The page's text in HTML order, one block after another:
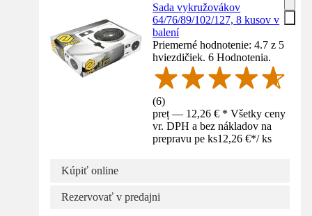
Sada vykružovákov
64/76/89/102/127, 8 kusov v
balení
Priemerné hodnotenie: 4.7 z 5
hviezdičiek. 6 Hodnotenia.
(6)
preț — 12,26 € * Všetky ceny
vr. DPH a bez nákladov na
prepravu pe ks12,26 €*/ ks
Kúpiť online
Rezervovať v predajni